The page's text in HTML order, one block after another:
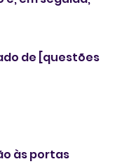
de [questões
às portas